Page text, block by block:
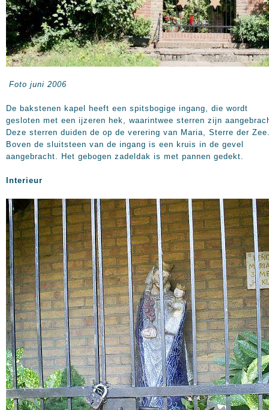
Foto juni 2006
De bakstenen kapel heeft een spitsbogige ingang, die wordt
gesloten met een ijzeren hek, waarintwee sterren zijn
Deze sterren duiden de op de verering van Maria, Sterre der
Boven de sluitsteen van de ingang is een kruis in de gevel
aangebracht. Het gebogen zadeldak is met pannen gedekt.
Interieur